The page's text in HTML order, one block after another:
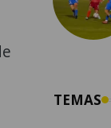
TEMAS